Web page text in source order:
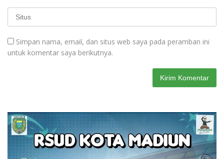
Simpan nama, email, dan situs web saya pada peramban ini
untuk komentar saya berikutnya.